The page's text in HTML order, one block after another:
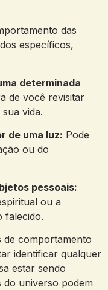
das
específicos,
determinada
de você revisitar
vida.
de uma luz: Pode
ou do
pessoais:
ou a
falecido.
de comportamento
identificar qualquer
estar sendo
do universo podem